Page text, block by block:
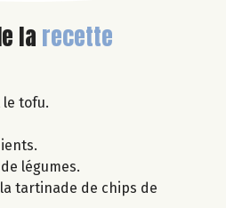
larecette
le tofu.
légumes.
tartinade de chips de